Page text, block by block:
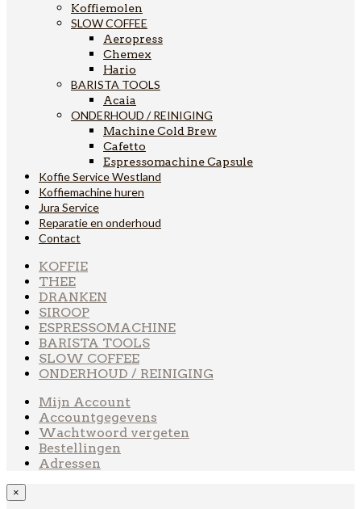
Koffiemolen
SLOW COFFEE
Aeropress
Chemex
Hario
BARISTA TOOLS
Acaia
ONDERHOUD / REINIGING
Machine Cold Brew
Cafetto
Espressomachine Capsule
Koffie Service Westland
Koffiemachine huren
Jura Service
Reparatie en onderhoud
Contact
KOFFIE
THEE
DRANKEN
SIROOP
ESPRESSOMACHINE
BARISTA TOOLS
SLOW COFFEE
ONDERHOUD / REINIGING
Mijn Account
Accountgegevens
Wachtwoord vergeten
Bestellingen
Adressen
×